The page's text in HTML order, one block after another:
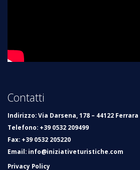
Contatti
Indirizzo: Via Darsena, 178 – 44122 Ferrara
Telefono: +39 0532 209499
Fax: +39 0532 205220
Email: info@iniziativeturistiche.com
Privacy Policy